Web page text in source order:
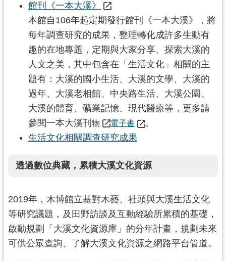
館刊《一本大溪》
本館自106年起定期發行館刊《一本大溪》，將
每年調查研究的成果，整理轉化成許多生動有
趣的在地專題，定期與大家分享、探索大溪的
人文之美，其中包含在「生活文化」相關的主
題有：大溪的國小生活、大溪的文學、大溪的
過年、大溪老相館、中央路生活、大溪公園、
大溪的體育、礦業記憶、現代醫療等，更多請
參閱一本大溪刊 物 電子書 。
生活文化相關調查研究成果
透過數位典藏，累積大溪文化資源
2019年，木博館立基對木藝、社頭與大溪生活文化
等研究議題，及田野訪談及互動經驗所累積的基礎，
啟動規劃「大溪文化資源庫」的分年計畫，規劃未來
可供公眾查詢、了解大溪文化資源之網路平台管道。